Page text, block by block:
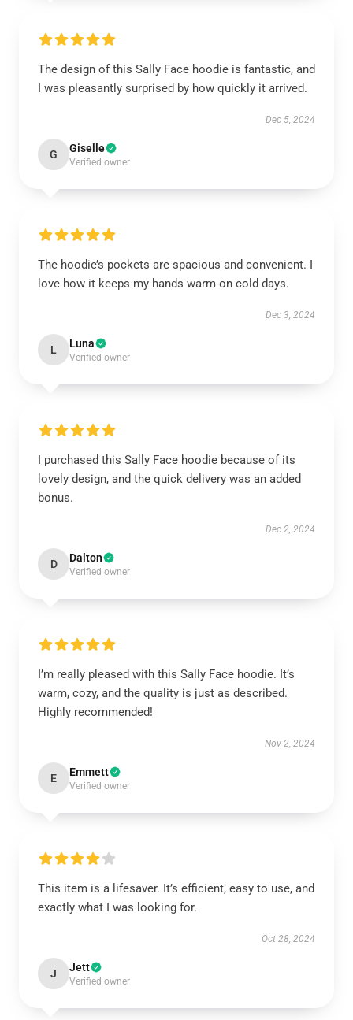
The design of this Sally Face hoodie is fantastic, and
I was pleasantly surprised by how quickly it arrived.
Dec 5, 2024
G Giselle
Verified owner
The hoodie’s pockets are spacious and convenient. I
love how it keeps my hands warm on cold days.
Dec 3, 2024
L Luna
Verified owner
I purchased this Sally Face hoodie because of its
lovely design, and the quick delivery was an added
bonus.
Dec 2, 2024
D Dalton
Verified owner
I’m really pleased with this Sally Face hoodie. It’s
warm, cozy, and the quality is just as described.
Highly recommended!
Nov 2, 2024
E Emmett
Verified owner
This item is a lifesaver. It’s efficient, easy to use, and
exactly what I was looking for.
Oct 28, 2024
J Jett
Verified owner